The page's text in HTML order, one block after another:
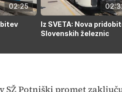
02:25
Iz SVETA: Nova
Slovenskih železnic
SŽ Potniški promet